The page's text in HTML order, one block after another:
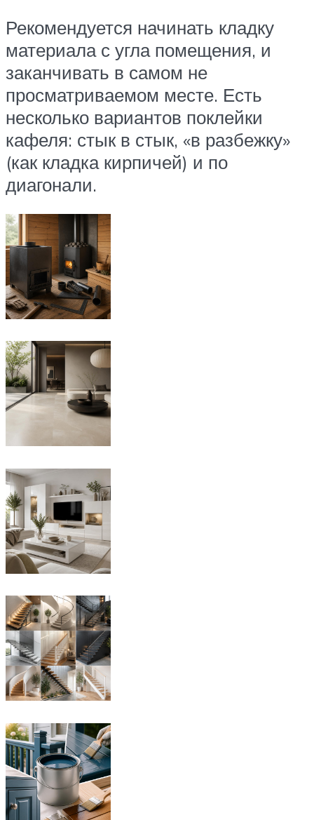
Рекомендуется начинать кладку
материала с угла помещения, и
заканчивать в самом не
просматриваемом месте. Есть
несколько вариантов поклейки
кафеля: стык в стык, «в разбежку»
(как кладка кирпичей) и по
диагонали.